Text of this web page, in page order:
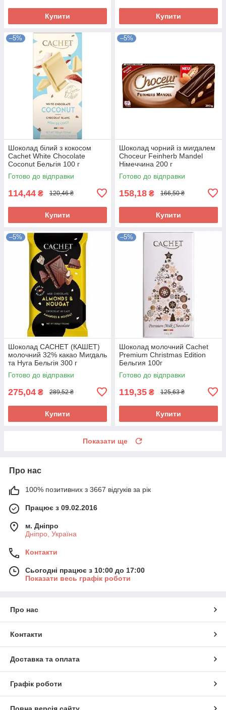
Купити Купити
–5%
Шоколад білий з кокосом
Cachet White Chocolate
Coconut Бельгія 100 г
Готово до відправки
114,44 ₴ 120,46 ₴
Купити
–5%
Шоколад чорний із мигдалем
Choceur Feinherb Mandel
Німеччина 200 г
Готово до відправки
158,18 ₴ 166,50 ₴
Купити
–5%
Шоколад CACHET (КАШЕТ)
молочний 32% какао Мигдаль
та Нуга Бельгія 300 г
Готово до відправки
275,04 ₴ 289,52 ₴
Купити
–5%
Шоколад молочний Cachet
Premium Christmas Edition
Бельгия 100г
Готово до відправки
119,35 ₴ 125,63 ₴
Купити
Показати ще
Про нас
100% позитивних з 3667 відгуків за рік
Працює з 09.02.2016
м. Дніпро
Дніпро, Україна
Контакти
Сьогодні працює з 10:00 до 17:00
Показати весь графік роботи
Про нас
Контакти
Доставка та оплата
Графік роботи